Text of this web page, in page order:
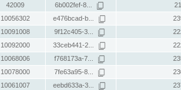
42009 6b002fef-8...
10056302 e476bcad-b...
10091008 9f12c405-3...
10092000 33ceb441-2...
10068006 f768173a-7...
10078000 7fe63a95-8...
10061007 eebd633a-3...